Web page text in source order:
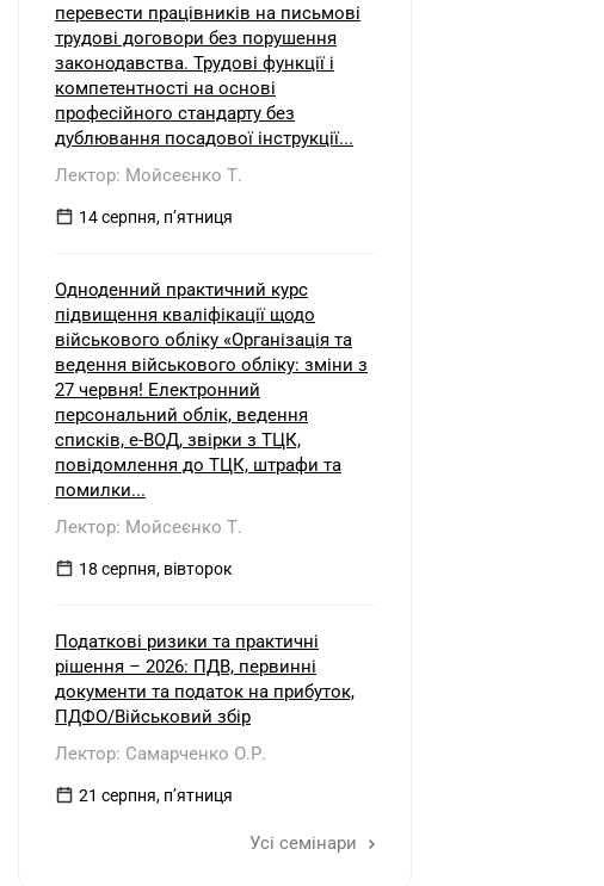
перевести працівників на письмові
трудові договори без порушення
законодавства. Трудові функції і
компетентності на основі
професійного стандарту без
дублювання посадової інструкції...
Лектор: Мойсеєнко Т.
14 серпня, пʼятниця
Одноденний практичний курс
підвищення кваліфікації щодо
військового обліку «Організація та
ведення військового обліку: зміни з
27 червня! Електронний
персональний облік, ведення
списків, е-ВОД, звірки з ТЦК,
повідомлення до ТЦК, штрафи та
помилки...
Лектор: Мойсеєнко Т.
18 серпня, вівторок
Податкові ризики та практичні
рішення – 2026: ПДВ, первинні
документи та податок на прибуток,
ПДФО/Військовий збір
Лектор: Самарченко О.Р.
21 серпня, пʼятниця
Усі семінари